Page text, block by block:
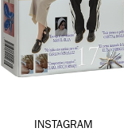
INSTAGRAM